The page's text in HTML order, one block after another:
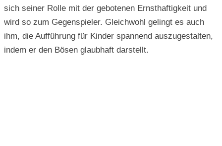
sich seiner Rolle mit der gebotenen Ernsthaftigkeit und
wird so zum Gegenspieler. Gleichwohl gelingt es auch
ihm, die Aufführung für Kinder spannend auszugestalten,
indem er den Bösen glaubhaft darstellt.